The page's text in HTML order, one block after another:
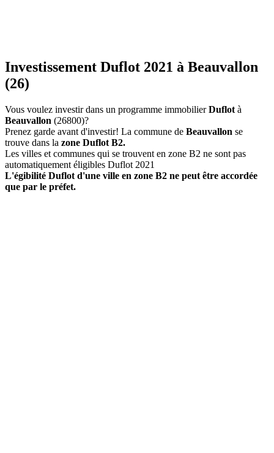
Investissement Duflot 2021 à Beauvallon
(26)
Vous voulez investir dans un programme immobilierDuflot à
Beauvallon (26800)?
Prenez garde avant d'investir! La commune de Beauvallon se
trouve dans la zone Duflot B2.
Les villes et communes qui se trouvent en zone B2 ne sont pas
automatiquement éligibles Duflot 2021
L'égibilité Duflot d'une ville en zone B2 ne peut être accordée
que par le préfet.